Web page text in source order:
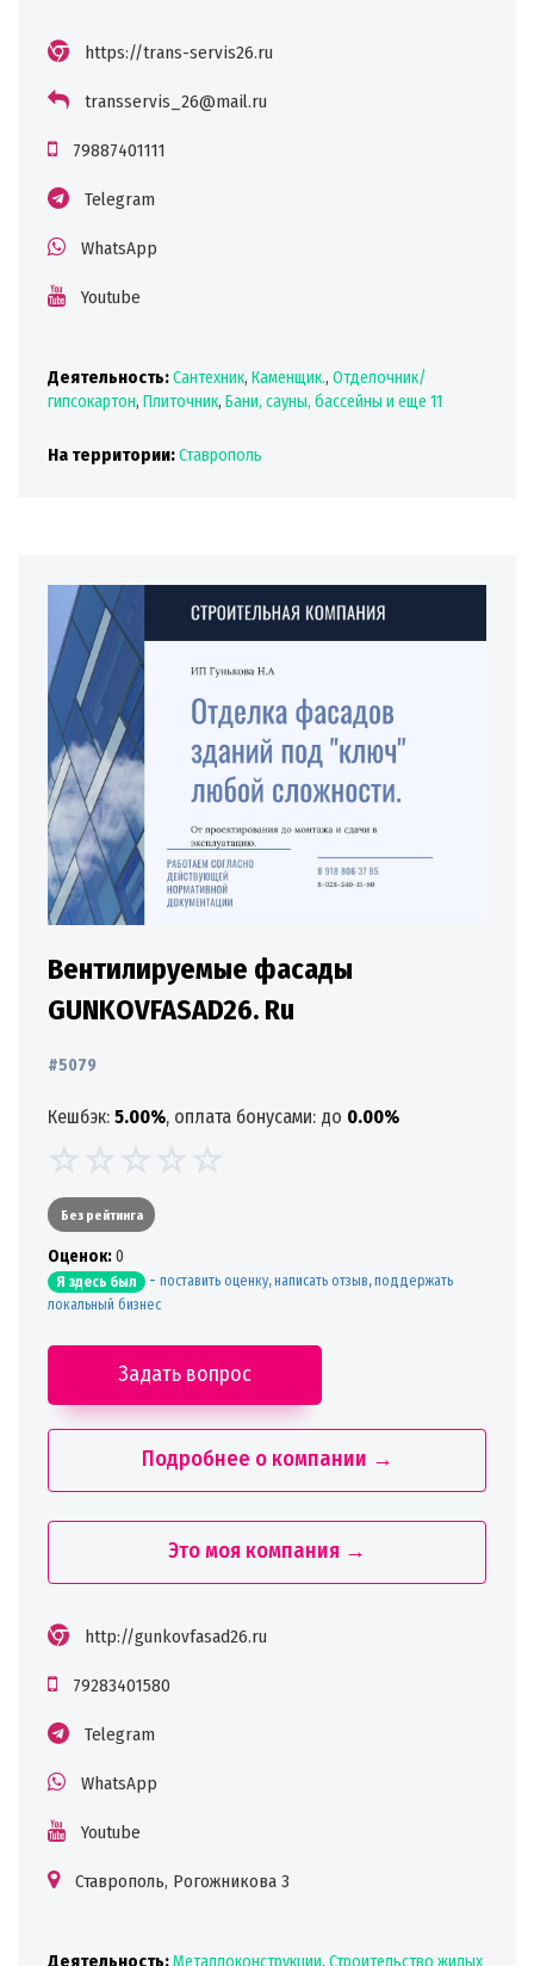
https://trans-servis26.ru
transservis_26@mail.ru
79887401111
Telegram
WhatsApp
Youtube
Деятельность:Сантехник, Каменщик., Отделочник/
гипсокартон, Плиточник, Бани, сауны, бассейны и еще 11
На территории:Ставрополь
Вентилируемые фасады
GUNKOVFASAD26. Ru
#5079
Кешбэк: 5.00%, оплата бонусами: до 0.00%
Без рейтинга
Oценок:0
Я здесь был - поставить оценку, написать отзыв, поддержать
локальный бизнес
Задать вопрос
Подробнее о компании →
Это моя компания →
http://gunkovfasad26.ru
79283401580
Telegram
WhatsApp
Youtube
Ставрополь, Рогожникова 3
Деятельность: